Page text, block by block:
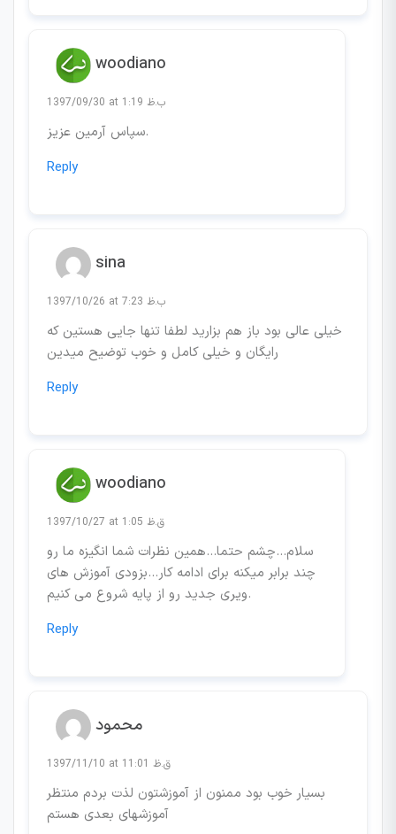
woodiano
1397/09/30 at 1:19 ب.ظ
سپاس آرمین عزیز.
Reply
sina
1397/10/26 at 7:23 ب.ظ
خیلی عالی بود باز هم بزارید لطفا تنها جایی هستین که
رایگان و خیلی کامل و خوب توضیح میدین
Reply
woodiano
1397/10/27 at 1:05 ق.ظ
سلام…چشم حتما…همین نظرات شما انگیزه ما رو
چند برابر میکنه برای ادامه کار…بزودی آموزش های
ویری جدید رو از پایه شروع می کنیم.
Reply
محمود
1397/11/10 at 11:01 ق.ظ
بسیار خوب بود ممنون از آموزشتون لذت بردم منتظر
آموزشهای بعدی هستم